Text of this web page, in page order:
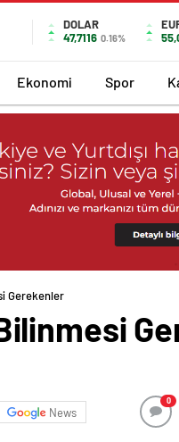
DOLAR
47,7116 0.16%
Ekonomi Spor
Gerekenler
News
0